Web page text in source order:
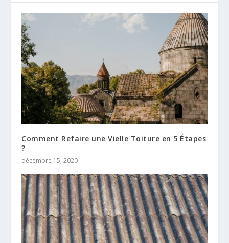
Comment Refaire une Vielle Toiture en 5 Étapes
?
décembre 15, 2020